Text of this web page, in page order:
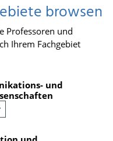
browsen
Professoren und
Ihrem Fachgebiet
und